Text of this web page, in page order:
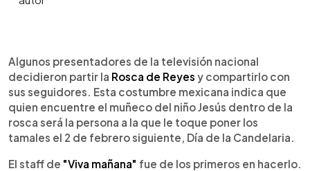
Escuchar artículo
Algunos presentadores de la televisión nacional
decidieron partir la Rosca de Reyes y compartirlo con
sus seguidores. Esta costumbre mexicana indica que
quien encuentre el muñeco del niño Jesús dentro de la
rosca será la persona a la que le toque poner los
tamales el 2 de febrero siguiente, Día de la Candelaria.
El staff de "Viva mañana" fue de los primeros en hacerlo.